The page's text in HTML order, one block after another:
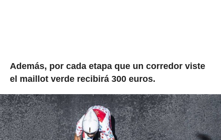
Además, por cada etapa que un corredor viste
el maillot verde recibirá 300 euros.